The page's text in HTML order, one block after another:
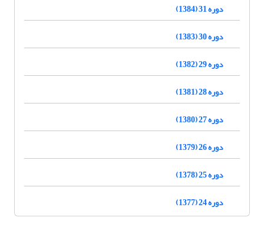
دوره 31 (1384)
دوره 30 (1383)
دوره 29 (1382)
دوره 28 (1381)
دوره 27 (1380)
دوره 26 (1379)
دوره 25 (1378)
دوره 24 (1377)